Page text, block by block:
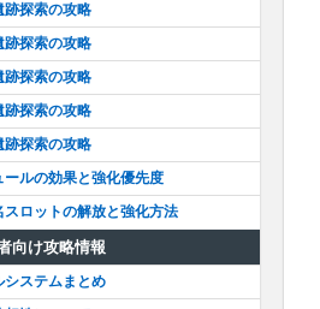
跡探索の攻略
跡探索の攻略
跡探索の攻略
跡探索の攻略
跡探索の攻略
ールの効果と強化優先度
スロットの解放と強化方法
向け攻略情報
システムまとめ